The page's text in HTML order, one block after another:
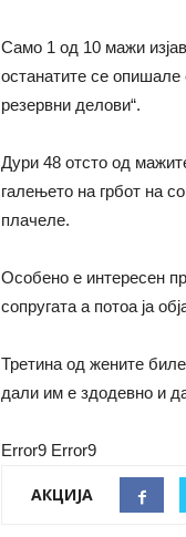
Само 1 од 10 мажи
останатите се опишале
резервни делови“.
Дури 48 отсто од
галењето на грбот на
плачеле.
Особено е интересен
сопругата а потоа ја
Третина од жените
дали им е здодевно и
Error9 Error9
АКЦИЈА